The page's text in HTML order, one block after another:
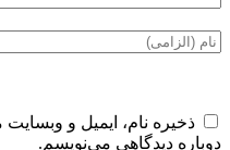
ذخیره نام، ایمیل و
دوباره دیدگاهی می‌نویسم.